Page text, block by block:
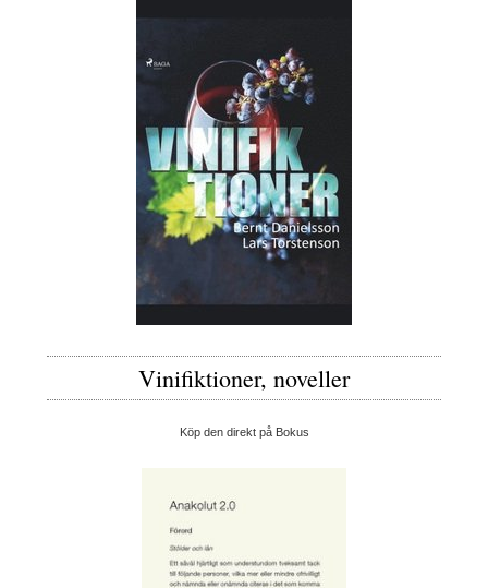
Vinifiktioner, noveller
Köp den direkt på Bokus